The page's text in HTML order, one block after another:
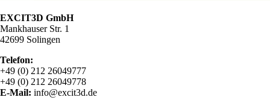
EXCIT3D GmbH
Mankhauser Str. 1
42699 Solingen
Telefon:
+49 (0) 212 26049777
+49 (0) 212 26049778
E-Mail: info@excit3d.de